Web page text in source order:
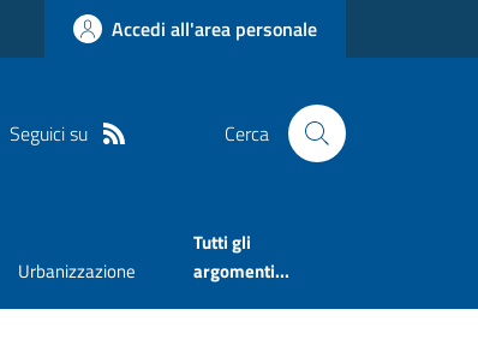
Accedi all'area personale
Seguici su Cerca
Urbanizzazione
Tutti gli
argomenti...